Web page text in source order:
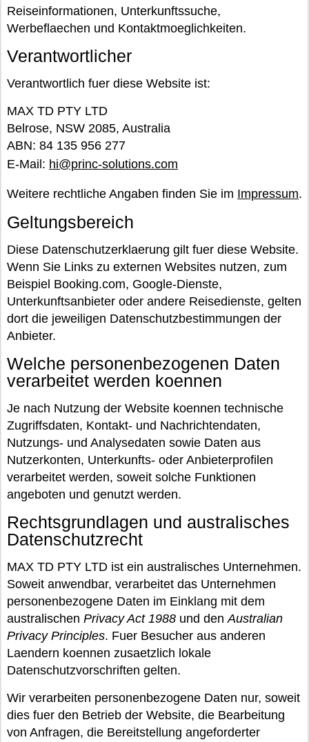
Reiseinformationen, Unterkunftssuche,
Werbeflaechen und Kontaktmoeglichkeiten.
Verantwortlicher
Verantwortlich fuer diese Website ist:
MAX TD PTY LTD
Belrose, NSW 2085, Australia
ABN: 84 135 956 277
E-Mail: hi@princ-solutions.com
Weitere rechtliche Angaben finden Sie im Impressum.
Geltungsbereich
Diese Datenschutzerklaerung gilt fuer diese Website.
Wenn Sie Links zu externen Websites nutzen, zum
Beispiel Booking.com, Google-Dienste,
Unterkunftsanbieter oder andere Reisedienste, gelten
dort die jeweiligen Datenschutzbestimmungen der
Anbieter.
Welche personenbezogenen Daten
verarbeitet werden koennen
Je nach Nutzung der Website koennen technische
Zugriffsdaten, Kontakt- und Nachrichtendaten,
Nutzungs- und Analysedaten sowie Daten aus
Nutzerkonten, Unterkunfts- oder Anbieterprofilen
verarbeitet werden, soweit solche Funktionen
angeboten und genutzt werden.
Rechtsgrundlagen und australisches
Datenschutzrecht
MAX TD PTY LTD ist ein australisches Unternehmen.
Soweit anwendbar, verarbeitet das Unternehmen
personenbezogene Daten im Einklang mit dem
australischen Privacy Act 1988 und denAustralian
Privacy Principles. Fuer Besucher aus anderen
Laendern koennen zusaetzlich lokale
Datenschutzvorschriften gelten.
Wir verarbeiten personenbezogene Daten nur, soweit
dies fuer den Betrieb der Website, die Bearbeitung
von Anfragen, die Bereitstellung angeforderter